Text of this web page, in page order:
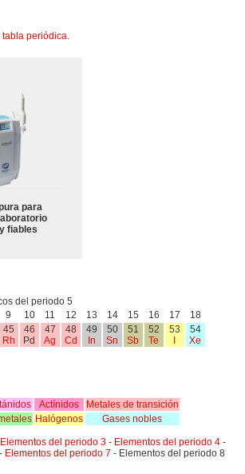
tabla periódica.
para
fiables
del periodo 5
9 10 11 12 13 14 15 16 17
18
45
Rh
46
Pd
47
Ag
48
Cd
49
In
50
Sn
51
Sb
52
Te
53
54
Xe
Actínidos
Metales de transición
Halógenos Gases nobles
Elementos del periodo 3 - Elementos del periodo 4 -
- Elementos del periodo 7 - Elementos del periodo 8